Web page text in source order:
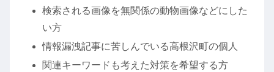
検索される画像を無関係の動物画像などにした
い方
情報漏洩記事に苦しんでいる高根沢町の個人
関連キーワードも考えた対策を希望する方